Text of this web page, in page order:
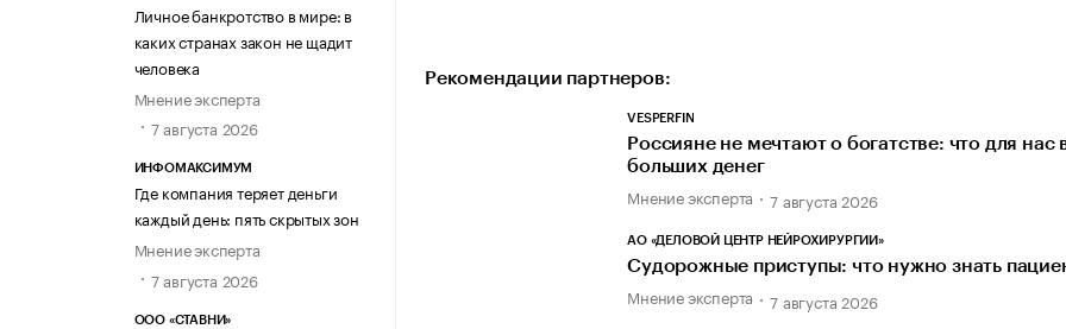
Личное банкротство в мире: в
каких странах закон не щадит
человека
Мнение эксперта
7 августа 2026
ИНФОМАКСИМУМ
Где компания теряет деньги
каждый день: пять скрытых зон
Мнение эксперта
7 августа 2026
ООО «СТАВНИ»
Рекомендации партнеров:
VESPERFIN
Россияне не мечтают о богатстве: что для нас
больших денег
Мнение эксперта 7 августа 2026
АО «ДЕЛОВОЙ ЦЕНТР НЕЙРОХИРУРГИИ»
Судорожные приступы: что нужно знать
Мнение эксперта 7 августа 2026